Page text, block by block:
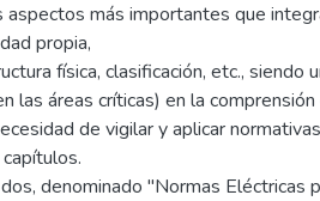
más importantes que
propia,
física, clasificación, etc., siendo
las áreas críticas) en la
de vigilar y aplicar
denominado "Normas Eléctricas